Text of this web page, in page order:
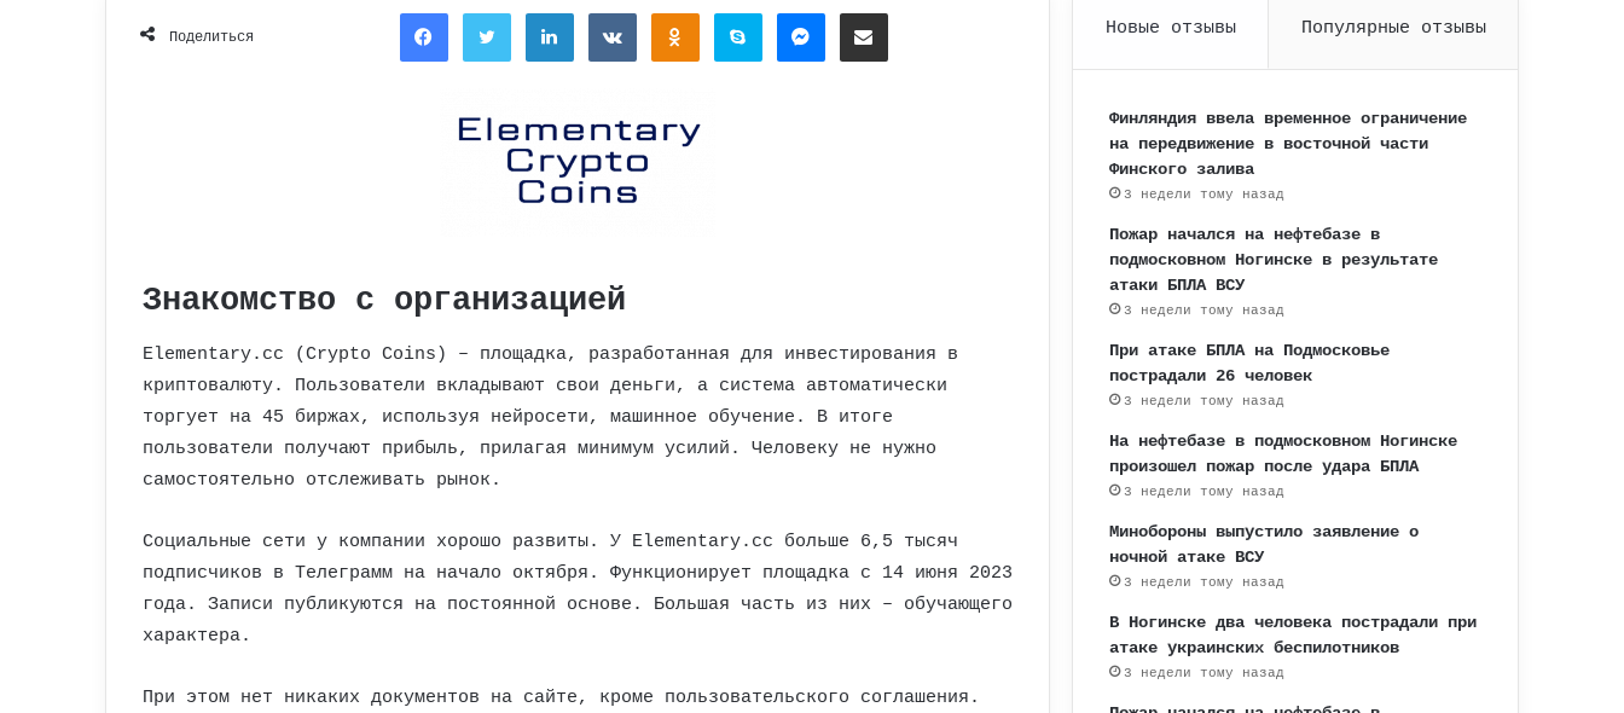
Поделиться
FacebookTwitterLinkedInВконтактеОдноклассники
Skype MessengerПоделиться через электронную почту
Знакомство с организацией
Elementary.cc (Crypto Coins) – площадка, разработанная для инвестирования в
криптовалюту. Пользователи вкладывают свои деньги, а система автоматически
торгует на 45 биржах, используя нейросети, машинное обучение. В итоге
пользователи получают прибыль, прилагая минимум усилий. Человеку не нужно
самостоятельно отслеживать рынок.
Социальные сети у компании хорошо развиты. У Elementary.сс больше 6,5 тысяч
подписчиков в Телеграмм на начало октября. Функционирует площадка с 14 июня 2023
года. Записи публикуются на постоянной основе. Большая часть из них – обучающего
характера.
При этом нет никаких документов на сайте, кроме пользовательского соглашения.
Новые отзывы Популярные отзывы
Финляндия ввела временное ограничение
на передвижение в восточной части
Финского залива
3 недели тому назад
Пожар начался на нефтебазе в
подмосковном Ногинске в результате
атаки БПЛА ВСУ
3 недели тому назад
При атаке БПЛА на Подмосковье
пострадали 26 человек
3 недели тому назад
На нефтебазе в подмосковном Ногинске
произошел пожар после удара БПЛА
3 недели тому назад
Минобороны выпустило заявление о
ночной атаке ВСУ
3 недели тому назад
В Ногинске два человека пострадали при
атаке украинских беспилотников
3 недели тому назад